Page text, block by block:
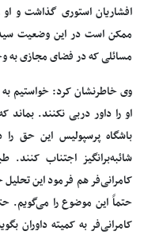
افشاریان استوری گذاشت و
ممکن است در این وضعیت
مسائلی که در فضای مجازی به
وی خاطرنشان کرد:‌ خواستیم
او را داور دربی نکنند.
باشگاه پرسپولیس این حق را
شائبه‌برانگیز اجتناب
کامرانی‌فر هم فرمود این
حتماً این موضوع را می‌گویم.
کامرانی‌فر به کمیته